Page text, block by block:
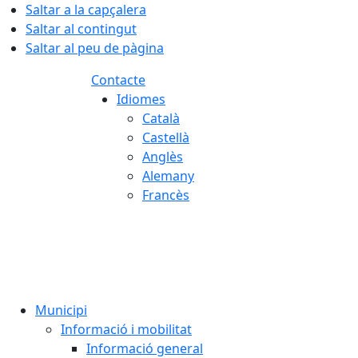
Saltar a la capçalera
Saltar al contingut
Saltar al peu de pàgina
Contacte
Idiomes
Català
Castellà
Anglès
Alemany
Francès
Municipi
Informació i mobilitat
Informació general